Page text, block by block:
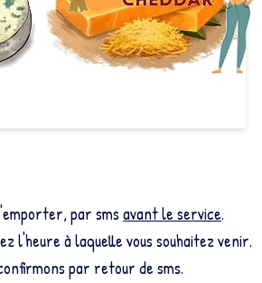
par smsavant le service.
l'heure à laquelle vous souhaitez venir.
par retour de sms.